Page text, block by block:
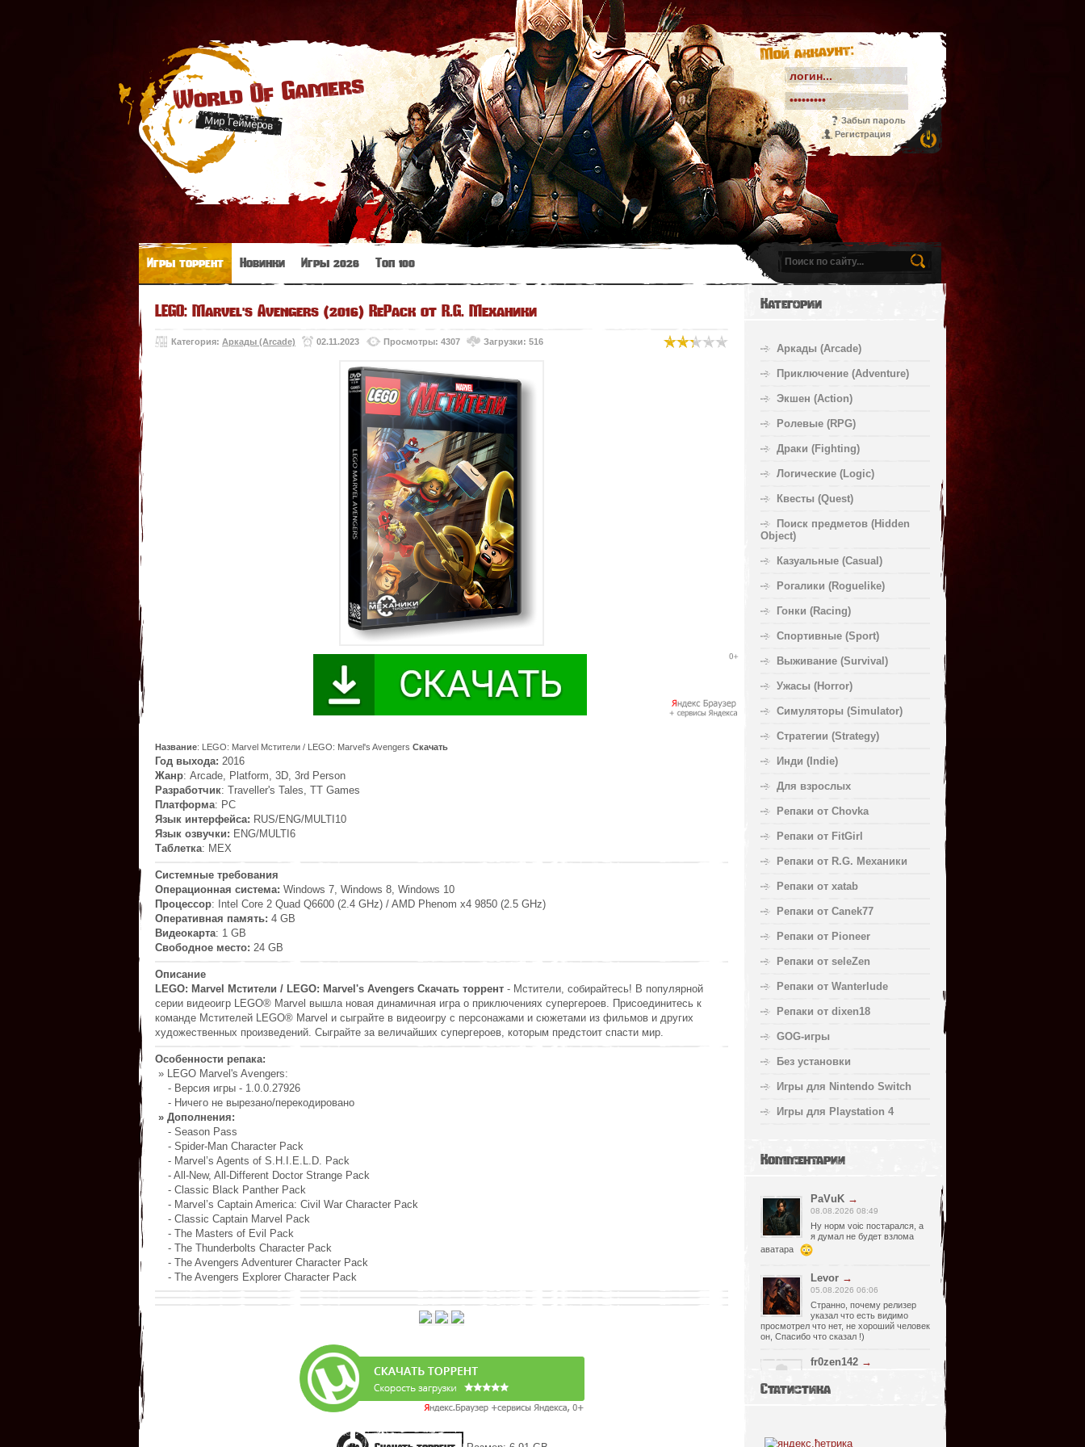
World Of Gamers
Мир Геймеров
Мой аккаунт:
Забыл пароль
Регистрация
Игры торрент Новинки Игры 2026 Топ 100
LEGO: Marvel's Avengers (2016) RePack от R.G. Механики
Категория: Аркады (Arcade) 02.11.2023 Просмотры: 4307 Загрузки: 516
Название: LEGO: Marvel Мстители / LEGO: Marvel's Avengers Скачать
Год выхода: 2016
Жанр: Arcade, Platform, 3D, 3rd Person
Разработчик: Traveller's Tales, TT Games
Платформа: PC
Язык интерфейса: RUS/ENG/MULTI10
Язык озвучки: ENG/MULTI6
Таблетка: MEX
Системные требования
Операционная система: Windows 7, Windows 8, Windows 10
Процессор: Intel Core 2 Quad Q6600 (2.4 GHz) / AMD Phenom x4 9850 (2.5 GHz)
Оперативная память: 4 GB
Видеокарта: 1 GB
Свободное место: 24 GB
Описание
LEGO: Marvel Мстители / LEGO: Marvel's Avengers Скачать торрент - Мстители, собирайтесь! В популярной
серии видеоигр LEGO® Marvel вышла новая динамичная игра о приключениях супергероев. Присоединитесь к
команде Мстителей LEGO® Marvel и сыграйте в видеоигру с персонажами и сюжетами из фильмов и других
художественных произведений. Сыграйте за величайших супергероев, которым предстоит спасти мир.
Особенности репака:
» LEGO Marvel's Avengers:
- Версия игры - 1.0.0.27926
- Ничего не вырезано/перекодировано
» Дополнения:
- Season Pass
- Spider-Man Character Pack
- Marvel’s Agents of S.H.I.E.L.D. Pack
- All-New, All-Different Doctor Strange Pack
- Classic Black Panther Pack
- Marvel’s Captain America: Civil War Character Pack
- Classic Captain Marvel Pack
- The Masters of Evil Pack
- The Thunderbolts Character Pack
- The Avengers Adventurer Character Pack
- The Avengers Explorer Character Pack
Категории
Аркады (Arcade)
Приключение (Adventure)
Экшен (Action)
Ролевые (RPG)
Драки (Fighting)
Логические (Logic)
Квесты (Quest)
Поиск предметов (Hidden
Object)
Казуальные (Casual)
Рогалики (Roguelike)
Гонки (Racing)
Спортивные (Sport)
Выживание (Survival)
Ужасы (Horror)
Симуляторы (Simulator)
Стратегии (Strategy)
Инди (Indie)
Для взрослых
Репаки от Chovka
Репаки от FitGirl
Репаки от R.G. Механики
Репаки от xatab
Репаки от Canek77
Репаки от Pioneer
Репаки от seleZen
Репаки от Wanterlude
Репаки от dixen18
GOG-игры
Без установки
Игры для Nintendo Switch
Игры для Playstation 4
Комментарии
PaVuK →
08.08.2026 08:49
Ну норм voic постарался, а
я думал не будет взлома
аватара
Levor →
05.08.2026 06:06
Странно, почему релизер
указал что есть видимо
просмотрел что нет, не хороший человек
он, Спасибо что сказал !)
fr0zen142 →
нет Русской озвучки, зря
Статистика